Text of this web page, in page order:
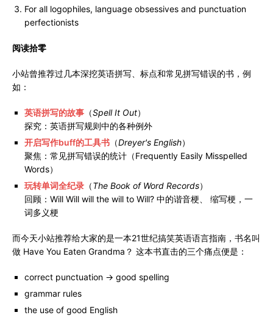
For all logophiles, language obsessives and punctuation
perfectionists
阅读拾零
小站曾推荐过几本深挖英语拼写、标点和常见拼写错误的书，例
如：
英语拼写的故事 （Spell It Out）
探究：英语拼写规则中的各种例外
开启写作buff的工具书 （Dreyer's English）
聚焦：常见拼写错误的统计（Frequently Easily Misspelled
Words）
玩转单词全纪录 （The Book of Word Records）
回顾：Will Will will the will to Will? 中的谐音梗、 缩写梗，一
词多义梗
而今天小站推荐给大家的是一本21世纪搞笑英语语言指南，书名叫
做 Have You Eaten Grandma？ 这本书直击的三个痛点便是：
correct punctuation → good spelling
grammar rules
the use of good English